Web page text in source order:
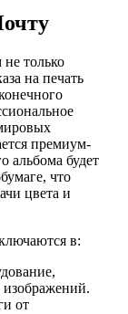
только
на печать
премиум-
альбома будет
что
цвета и
в:
изображений.
от